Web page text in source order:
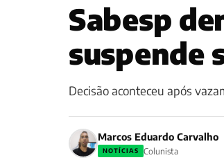
Sabesp
suspende
Decisão aconteceu após
Marcos Eduardo Carvalho
NOTÍCIAS Colunista